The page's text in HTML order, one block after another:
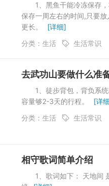
1、黑鱼干能冷冻保存
保存一周左右的时间,只要
更长。
[详细]
分类： 生活 生活常识
去武功山要做什么准
1、徒步背包，背负系
容量够2-3天的行程。
[详
分类： 生活 生活常识
相守歌词简单介绍
1、歌词如下： 天地间